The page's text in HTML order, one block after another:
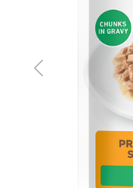
Previous